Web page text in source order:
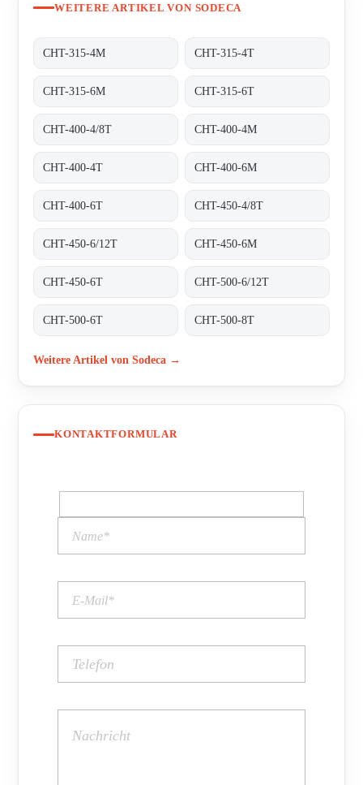
WEITERE ARTIKEL VON SODECA
CHT-315-4M CHT-315-4T
CHT-315-6M CHT-315-6T
CHT-400-4/8T CHT-400-4M
CHT-400-4T CHT-400-6M
CHT-400-6T CHT-450-4/8T
CHT-450-6/12T CHT-450-6M
CHT-450-6T CHT-500-6/12T
CHT-500-6T CHT-500-8T
Weitere Artikel von Sodeca →
KONTAKTFORMULAR